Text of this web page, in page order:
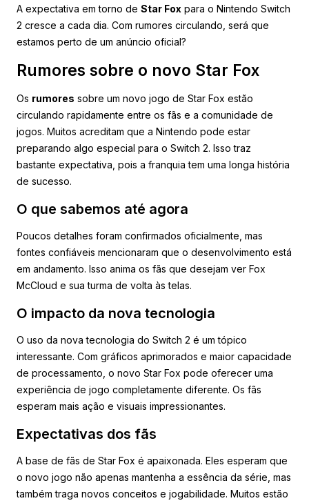
A expectativa em torno de Star Fox para o Nintendo Switch
2 cresce a cada dia. Com rumores circulando, será que
estamos perto de um anúncio oficial?
Rumores sobre o novo Star Fox
Os rumores sobre um novo jogo de Star Fox estão
circulando rapidamente entre os fãs e a comunidade de
jogos. Muitos acreditam que a Nintendo pode estar
preparando algo especial para o Switch 2. Isso traz
bastante expectativa, pois a franquia tem uma longa história
de sucesso.
O que sabemos até agora
Poucos detalhes foram confirmados oficialmente, mas
fontes confiáveis mencionaram que o desenvolvimento está
em andamento. Isso anima os fãs que desejam ver Fox
McCloud e sua turma de volta às telas.
O impacto da nova tecnologia
O uso da nova tecnologia do Switch 2 é um tópico
interessante. Com gráficos aprimorados e maior capacidade
de processamento, o novo Star Fox pode oferecer uma
experiência de jogo completamente diferente. Os fãs
esperam mais ação e visuais impressionantes.
Expectativas dos fãs
A base de fãs de Star Fox é apaixonada. Eles esperam que
o novo jogo não apenas mantenha a essência da série, mas
também traga novos conceitos e jogabilidade. Muitos estão